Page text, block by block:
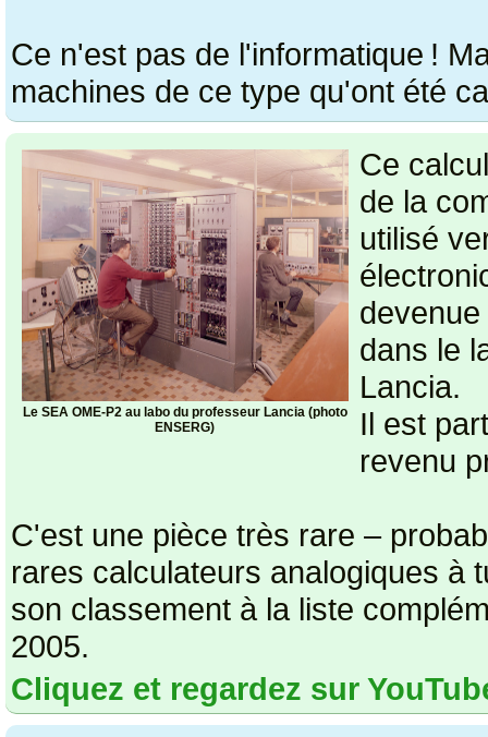
Ce n'est pas de l'informatique !
machines de ce type qu'ont été
Le SEA OME-P2 au labo du professeur Lancia (photo
ENSERG)
Ce
de la
utilisé
dans le
Lancia.
Il est
revenu
C'est une pièce très rare –
rares calculateurs analogiques à
son classement à la liste
2005.
Cliquez et regardez sur